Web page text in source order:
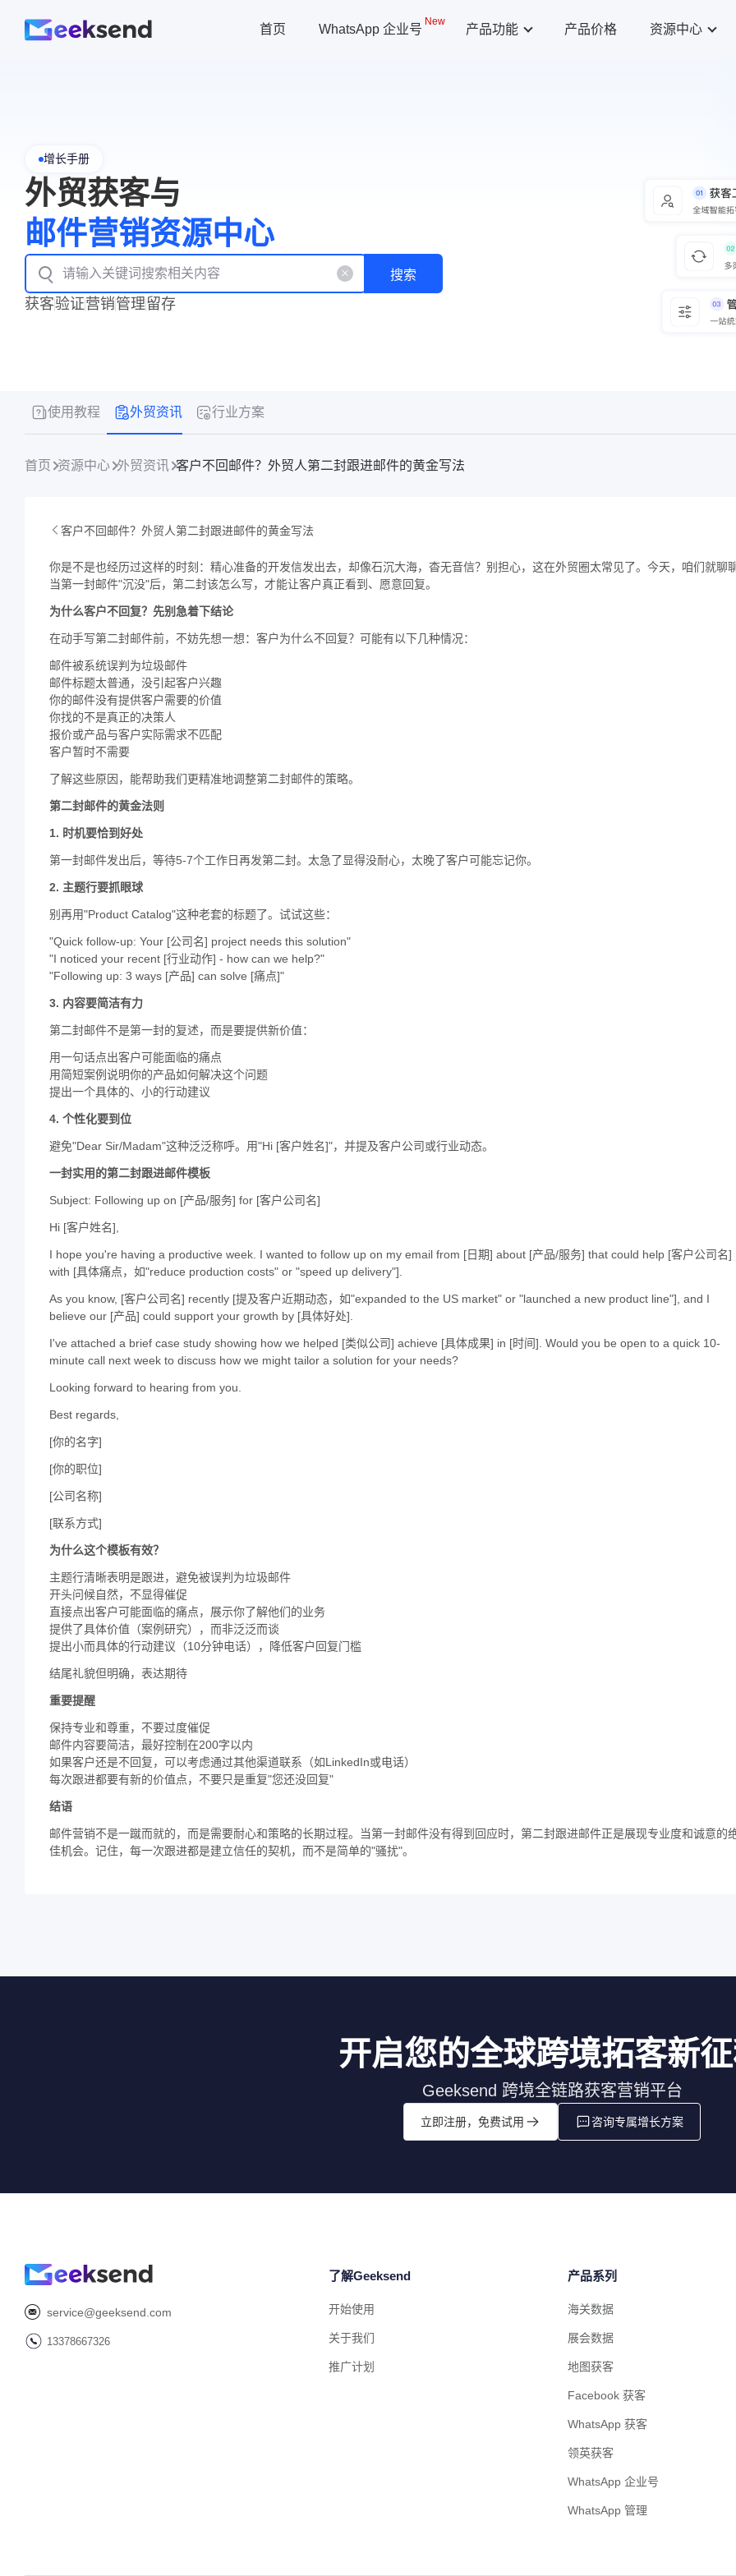
首页 WhatsApp 企业号
New
产品功能 产品价格 资源中心
增长手册
外贸获客与
邮件营销资源中心
搜索
获客验证营销管理留存
使用教程 外贸资讯 行业方案
首页 资源中心 外贸资讯 客户不回邮件？外贸人第二封跟进邮件的黄金写法
客户不回邮件？外贸人第二封跟进邮件的黄金写法
你是不是也经历过这样的时刻：精心准备的开发信发出去，却像石沉大海，杳无音信？别担心，这在外贸圈太常见了。今天，咱们就聊
当第一封邮件"沉没"后，第二封该怎么写，才能让客户真正看到、愿意回复。
为什么客户不回复？先别急着下结论
在动手写第二封邮件前，不妨先想一想：客户为什么不回复？可能有以下几种情况：
邮件被系统误判为垃圾邮件
邮件标题太普通，没引起客户兴趣
你的邮件没有提供客户需要的价值
你找的不是真正的决策人
报价或产品与客户实际需求不匹配
客户暂时不需要
了解这些原因，能帮助我们更精准地调整第二封邮件的策略。
第二封邮件的黄金法则
1. 时机要恰到好处
第一封邮件发出后，等待5-7个工作日再发第二封。太急了显得没耐心，太晚了客户可能忘记你。
2. 主题行要抓眼球
别再用"Product Catalog"这种老套的标题了。试试这些：
"Quick follow-up: Your [公司名] project needs this solution"
"I noticed your recent [行业动作] - how can we help?"
"Following up: 3 ways [产品] can solve [痛点]"
3. 内容要简洁有力
第二封邮件不是第一封的复述，而是要提供新价值：
用一句话点出客户可能面临的痛点
用简短案例说明你的产品如何解决这个问题
提出一个具体的、小的行动建议
4. 个性化要到位
避免"Dear Sir/Madam"这种泛泛称呼。用"Hi [客户姓名]"，并提及客户公司或行业动态。
一封实用的第二封跟进邮件模板
Subject: Following up on [产品/服务] for [客户公司名]
Hi [客户姓名],
I hope you're having a productive week. I wanted to follow up on my email from [日期] about [产品/服务] that could help [客户公司名]
with [具体痛点，如"reduce production costs" or "speed up delivery"].
As you know, [客户公司名] recently [提及客户近期动态，如"expanded to the US market" or "launched a new product line"], and I
believe our [产品] could support your growth by [具体好处].
I've attached a brief case study showing how we helped [类似公司] achieve [具体成果] in [时间]. Would you be open to a quick 10-
minute call next week to discuss how we might tailor a solution for your needs?
Looking forward to hearing from you.
Best regards,
[你的名字]
[你的职位]
[公司名称]
[联系方式]
为什么这个模板有效？
主题行清晰表明是跟进，避免被误判为垃圾邮件
开头问候自然，不显得催促
直接点出客户可能面临的痛点，展示你了解他们的业务
提供了具体价值（案例研究），而非泛泛而谈
提出小而具体的行动建议（10分钟电话），降低客户回复门槛
结尾礼貌但明确，表达期待
重要提醒
保持专业和尊重，不要过度催促
邮件内容要简洁，最好控制在200字以内
如果客户还是不回复，可以考虑通过其他渠道联系（如LinkedIn或电话）
每次跟进都要有新的价值点，不要只是重复"您还没回复"
结语
邮件营销不是一蹴而就的，而是需要耐心和策略的长期过程。当第一封邮件没有得到回应时，第二封跟进邮件正是展现专业度和诚意的
佳机会。记住，每一次跟进都是建立信任的契机，而不是简单的"骚扰"。
开启您的全球跨境拓客新
Geeksend 跨境全链路获客营销平台
立即注册，免费试用 咨询专属增长方案
service@geeksend.com
13378667326
了解Geeksend
开始使用
关于我们
推广计划
产品系列
海关数据
展会数据
地图获客
Facebook 获客
WhatsApp 获客
领英获客
WhatsApp 企业号
WhatsApp 管理